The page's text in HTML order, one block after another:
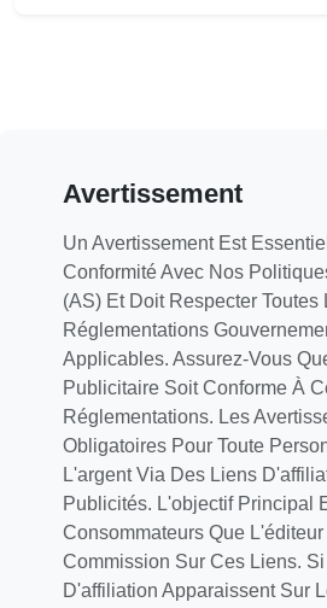
Avertissement
Un Avertissement Est
Conformité Avec Nos
(AS) Et Doit Respecter Toutes
Réglementations
Applicables. Assurez-Vous
Publicitaire Soit Conforme À
Réglementations. Les
Obligatoires Pour Toute
L'argent Via Des Liens
Publicités. L'objectif Principal
Consommateurs Que
Commission Sur Ces Liens.
D'affiliation Apparaissent Sur